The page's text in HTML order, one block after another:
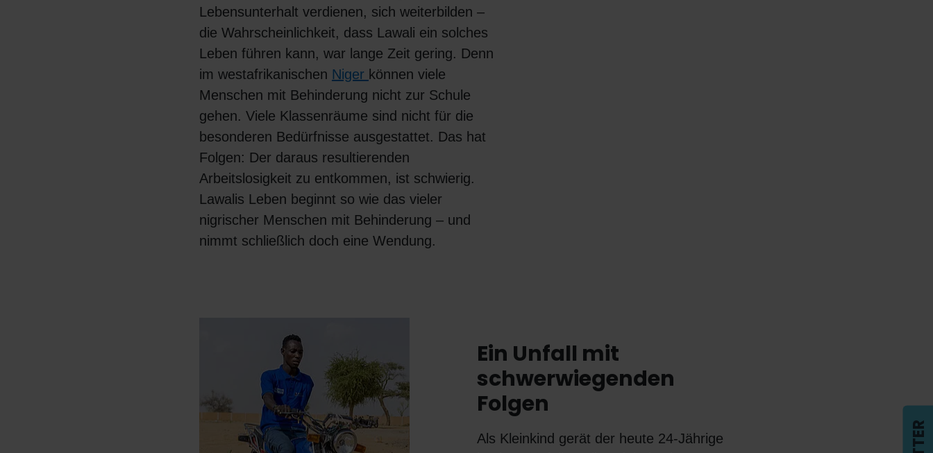
Lebensunterhalt verdienen, sich weiterbilden –
die Wahrscheinlichkeit, dass Lawali ein solches
Leben führen kann, war lange Zeit gering. Denn
im westafrikanischen Niger können viele
Menschen mit Behinderung nicht zur Schule
gehen. Viele Klassenräume sind nicht für die
besonderen Bedürfnisse ausgestattet. Das hat
Folgen: Der daraus resultierenden
Arbeitslosigkeit zu entkommen, ist schwierig.
Lawalis Leben beginnt so wie das vieler
nigrischer Menschen mit Behinderung – und
nimmt schließlich doch eine Wendung.
Ein Unfall mit
schwerwiegenden
Folgen
Als Kleinkind gerät der heute 24-Jährige